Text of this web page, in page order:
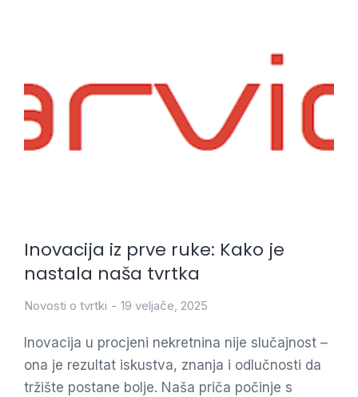
Inovacija iz prve ruke: Kako je
nastala naša tvrtka
Novosti o tvrtki 19 veljače, 2025
Inovacija u procjeni nekretnina nije slučajnost –
ona je rezultat iskustva, znanja i odlučnosti da
tržište postane bolje. Naša priča počinje s